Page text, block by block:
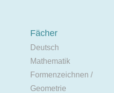
Fächer
Deutsch
Mathematik
Formenzeichnen /
Geometrie